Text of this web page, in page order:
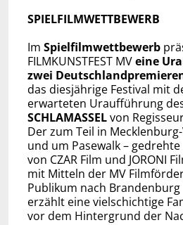
SPIELFILMWETTBEWERB
Im Spielfilmwettbewerb
FILMKUNSTFEST MVeine
zwei
das diesjährige Festival mit
erwarteten Uraufführung
SCHLAMASSELvon
Der zum Teil in
und um Pasewalk –
von CZAR Film und JORONI
mit Mitteln der MV
Publikum nach Brandenburg
erzählt eine vielschichtige
vor dem Hintergrund der